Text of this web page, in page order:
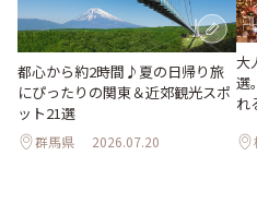
都心から約2時間♪夏の日帰り旅
にぴったりの関東＆近郊観光スポ
ット21選
群馬県 2026.07.20
大
選
れ